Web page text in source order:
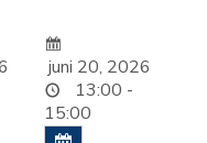
juni 20, 2026
13:00 -
15:00